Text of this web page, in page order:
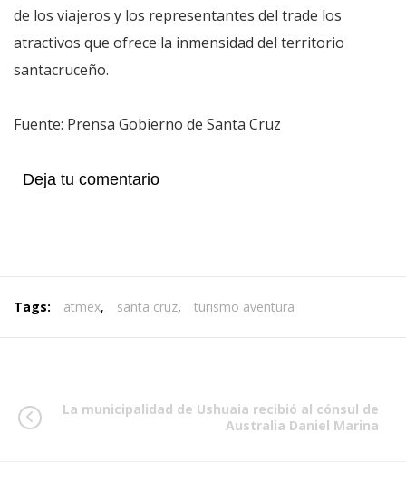
de los viajeros y los representantes del trade los
atractivos que ofrece la inmensidad del territorio
santacruceño.
Fuente: Prensa Gobierno de Santa Cruz
Deja tu comentario
Tags: atmex, santa cruz, turismo aventura
La municipalidad de Ushuaia recibió al cónsul de
Australia Daniel Marina